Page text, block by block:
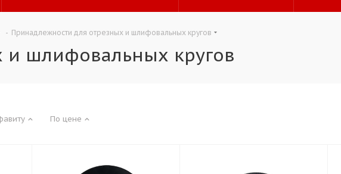
- Принадлежности для отрезных и шлифовальных кругов
и шлифовальных кругов
По цене